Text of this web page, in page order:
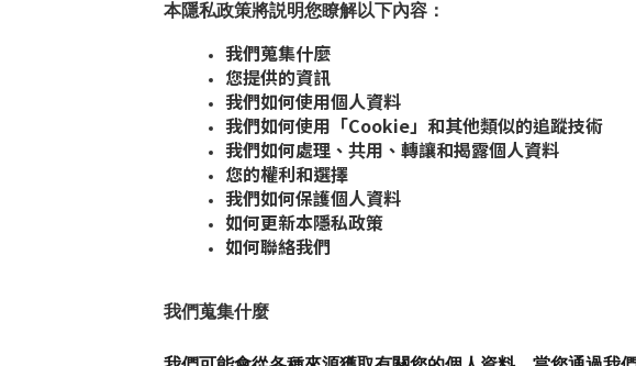
本隱私政策將説明您瞭解以下內容：
我們蒐集什麼
您提供的資訊
我們如何使用個人資料
我們如何使用「Cookie」和其他類似的追蹤技術
我們如何處理、共用、轉讓和揭露個人資料
您的權利和選擇
我們如何保護個人資料
如何更新本隱私政策
如何聯絡我們
我們蒐集什麼